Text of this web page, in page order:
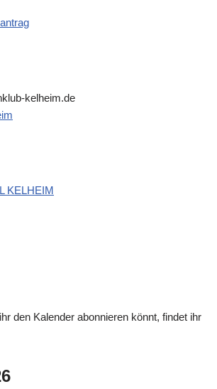
kelheim.de
KELHEIM
den Kalender abonnieren könnt, findet ihr